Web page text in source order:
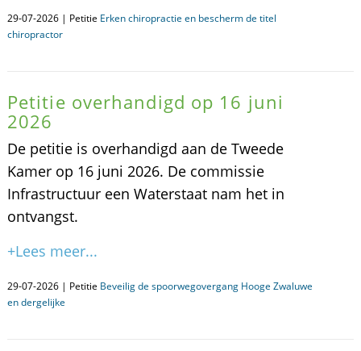
29-07-2026 | Petitie Erken chiropractie en bescherm de titel
chiropractor
Petitie overhandigd op 16 juni
2026
De petitie is overhandigd aan de Tweede
Kamer op 16 juni 2026. De commissie
Infrastructuur een Waterstaat nam het in
ontvangst.
+Lees meer...
29-07-2026 | Petitie Beveilig de spoorwegovergang Hooge Zwaluwe
en dergelijke